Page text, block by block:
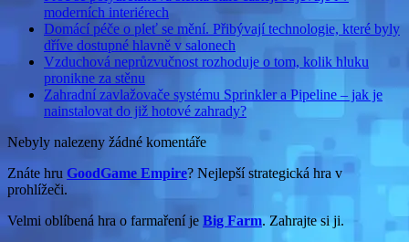
moderních interiérech
Domácí péče o pleť se mění. Přibývají technologie, které byly
dříve dostupné hlavně v salonech
Vzduchová neprůzvučnost rozhoduje o tom, kolik hluku
pronikne za stěnu
Zahradní zavlažovače systému Sprinkler a Pipeline – jak je
nainstalovat do již hotové zahrady?
Nebyly nalezeny žádné komentáře
Znáte hru GoodGame Empire? Nejlepší strategická hra v
prohlížeči.
Velmi oblíbená hra o farmaření je Big Farm. Zahrajte si ji.